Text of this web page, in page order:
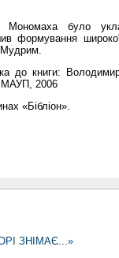
Мономаха було
формування
Мудрим.
до книги:
2006
«Бібліон».
ЗНІМАЄ...»